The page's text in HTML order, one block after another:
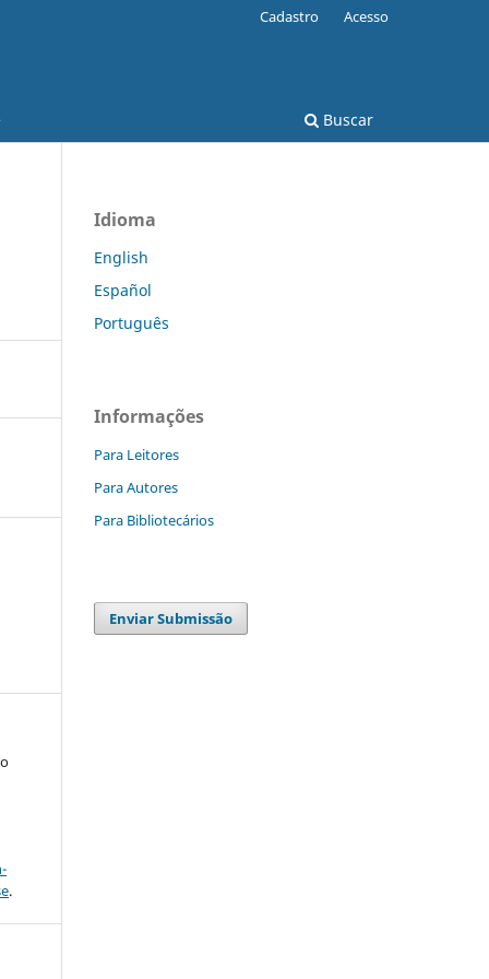
Buscar
Cadastro Acesso
.
Idioma
English
Español
Português
Informações
Para Leitores
Para Autores
Para Bibliotecários
Enviar Submissão